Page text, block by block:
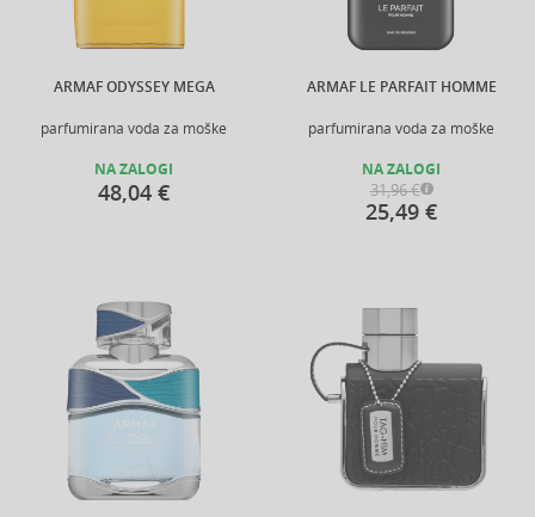
ARMAF ODYSSEY MEGA
parfumirana voda za moške
NA ZALOGI
48,04 €
ARMAF LE PARFAIT HOMME
parfumirana voda za moške
NA ZALOGI
31,96 €
25,49 €